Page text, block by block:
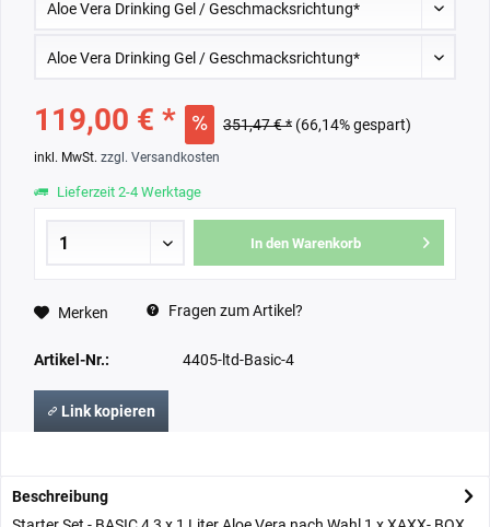
119,00 € * 351,47 € * (66,14% gespart)
inkl. MwSt. zzgl. Versandkosten
Lieferzeit 2-4 Werktage
In den Warenkorb
Merken Fragen zum Artikel?
Artikel-Nr.: 4405-ltd-Basic-4
Link kopieren
Beschreibung